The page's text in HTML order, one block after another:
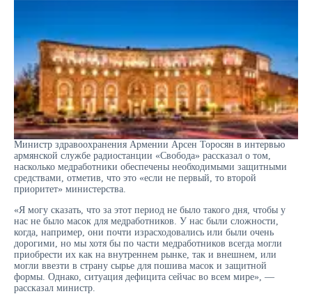
Министр здравоохранения Армении Арсен Торосян в интервью
армянской службе радиостанции «Свобода» рассказал о том,
насколько медработники обеспечены необходимыми защитными
средствами, отметив, что это «если не первый, то второй
приоритет» министерства.
«Я могу сказать, что за этот период не было такого дня, чтобы у
нас не было масок для медработников. У нас были сложности,
когда, например, они почти израсходовались или были очень
дорогими, но мы хотя бы по части медработников всегда могли
приобрести их как на внутреннем рынке, так и внешнем, или
могли ввезти в страну сырье для пошива масок и защитной
формы. Однако, ситуация дефицита сейчас во всем мире», —
рассказал министр.